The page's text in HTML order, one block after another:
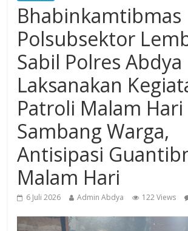
Bhabinkamtibmas
Polsubsektor
Sabil Polres Abdya
Laksanakan
Patroli Malam Hari
Sambang Warga,
Antisipasi
Malam Hari
6 Juli 2026 Admin Abdya 122 Views